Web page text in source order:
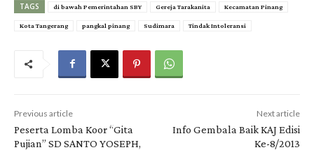
TAGS di bawah Pemerintahan SBY Gereja Tarakanita Kecamatan Pinang
Kota Tangerang pangkal pinang Sudimara Tindak Intoleransi
Previous article
Peserta Lomba Koor “Gita
Pujian” SD SANTO YOSEPH,
Next article
Info Gembala Baik KAJ Edisi
Ke-8/2013